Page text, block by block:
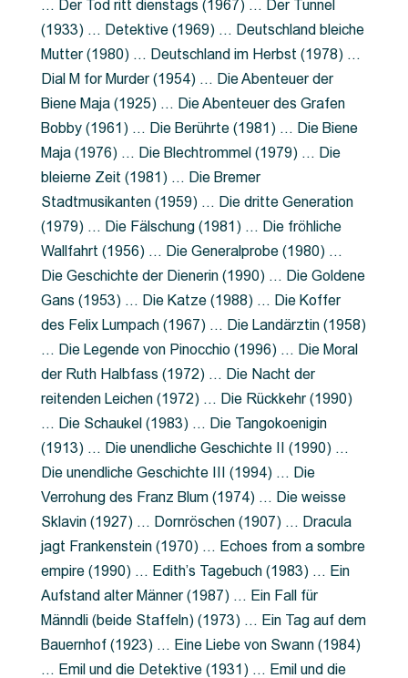
… Der Tod ritt dienstags (1967) … Der Tunnel
(1933) … Detektive (1969) … Deutschland bleiche
Mutter (1980) … Deutschland im Herbst (1978) …
Dial M for Murder (1954) … Die Abenteuer der
Biene Maja (1925) … Die Abenteuer des Grafen
Bobby (1961) … Die Berührte (1981) … Die Biene
Maja (1976) … Die Blechtrommel (1979) … Die
bleierne Zeit (1981) … Die Bremer
Stadtmusikanten (1959) … Die dritte Generation
(1979) … Die Fälschung (1981) … Die fröhliche
Wallfahrt (1956) … Die Generalprobe (1980) …
Die Geschichte der Dienerin (1990) … Die Goldene
Gans (1953) … Die Katze (1988) … Die Koffer
des Felix Lumpach (1967) … Die Landärztin (1958)
… Die Legende von Pinocchio (1996) … Die Moral
der Ruth Halbfass (1972) … Die Nacht der
reitenden Leichen (1972) … Die Rückkehr (1990)
… Die Schaukel (1983) … Die Tangokoenigin
(1913) … Die unendliche Geschichte II (1990) …
Die unendliche Geschichte III (1994) … Die
Verrohung des Franz Blum (1974) … Die weisse
Sklavin (1927) … Dornröschen (1907) … Dracula
jagt Frankenstein (1970) … Echoes from a sombre
empire (1990) … Edith’s Tagebuch (1983) … Ein
Aufstand alter Männer (1987) … Ein Fall für
Männdli (beide Staffeln) (1973) … Ein Tag auf dem
Bauernhof (1923) … Eine Liebe von Swann (1984)
… Emil und die Detektive (1931) … Emil und die